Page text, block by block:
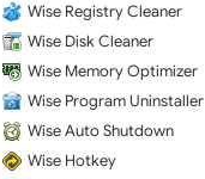
Wise Registry Cleaner
Wise Disk Cleaner
Wise Memory Optimizer
Wise Program Uninstaller
Wise Auto Shutdown
Wise Hotkey